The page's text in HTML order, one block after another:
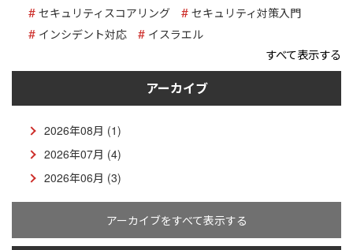
セキュリティスコアリング
セキュリティ対策入門
インシデント対応
イスラエル
すべて表示する
アーカイブ
2026年08月 (1)
2026年07月 (4)
2026年06月 (3)
アーカイブをすべて表示する